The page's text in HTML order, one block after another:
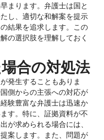
まります。弁護士は国と
し、適切な和解案を提示
結果を追求します。この
の選択肢を理解しておく
合の対処法
発生することもありま
側からの主張への対応が
験豊富な弁護士は迅速か
す。特に、証拠資料が不
が求められる場合には、
案します。また、問題が